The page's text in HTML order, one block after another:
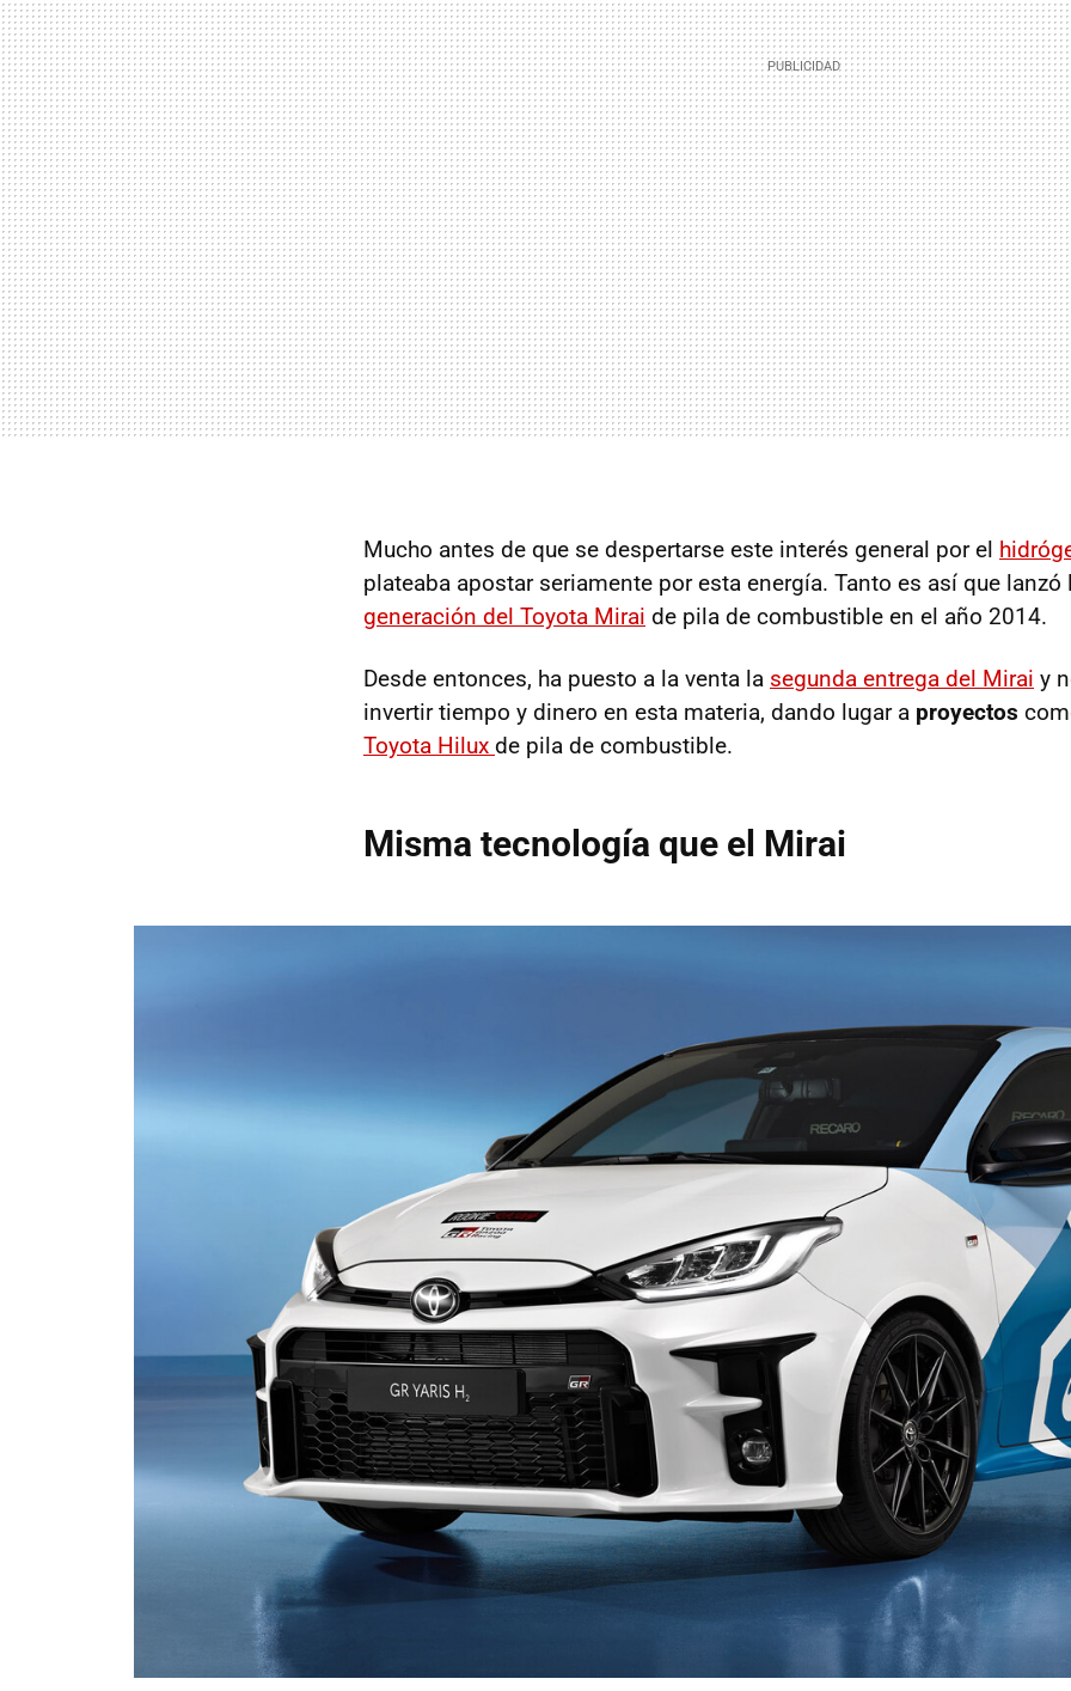
Mucho antes de que se despertarse este interés general por el
plateaba apostar seriamente por esta energía. Tanto es así que
generación del Toyota Mirai de pila de combustible en el año 2014.
Desde entonces, ha puesto a la venta la segunda entrega del Mirai y
invertir tiempo y dinero en esta materia, dando lugar a proyectos
Toyota Hilux de pila de combustible.
Misma tecnología que el Mirai